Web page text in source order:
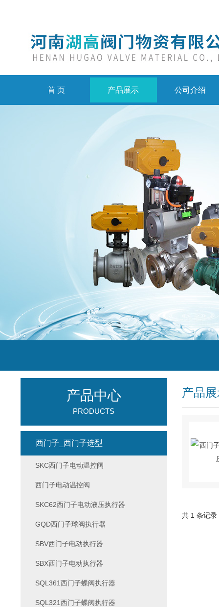
首 页 产品展示 公司介绍
产品
共 1 条记
产品中心
PRODUCTS
西门子_西门子选型
SKC西门子电动温控阀
西门子电动温控阀
SKC62西门子电动液压执行器
GQD西门子球阀执行器
SBV西门子电动执行器
SBX西门子电动执行器
SQL361西门子蝶阀执行器
SQL321西门子蝶阀执行器